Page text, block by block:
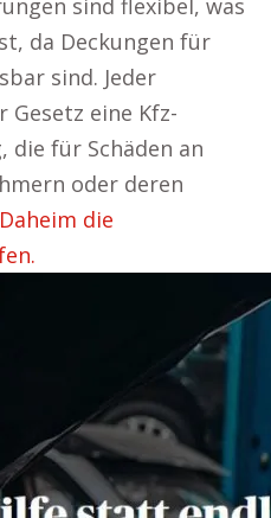
sind flexibel, was
da Deckungen für
sind. Jeder
eine Kfz-
für Schäden an
oder deren
Daheim die